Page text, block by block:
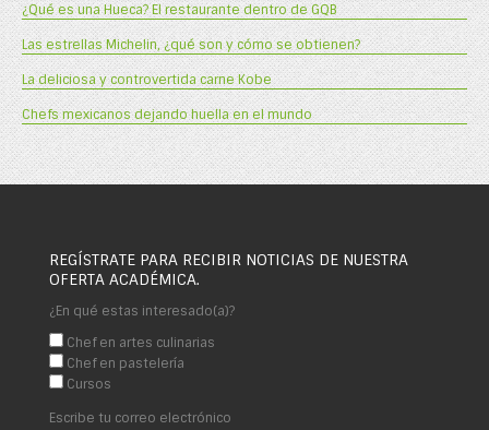
¿Qué es una Hueca? El restaurante dentro de GQB
Las estrellas Michelin, ¿qué son y cómo se obtienen?
La deliciosa y controvertida carne Kobe
Chefs mexicanos dejando huella en el mundo
REGÍSTRATE PARA RECIBIR NOTICIAS DE NUESTRA
OFERTA ACADÉMICA.
¿En qué estas interesado(a)?
Chef en artes culinarias
Chef en pastelería
Cursos
Escribe tu correo electrónico